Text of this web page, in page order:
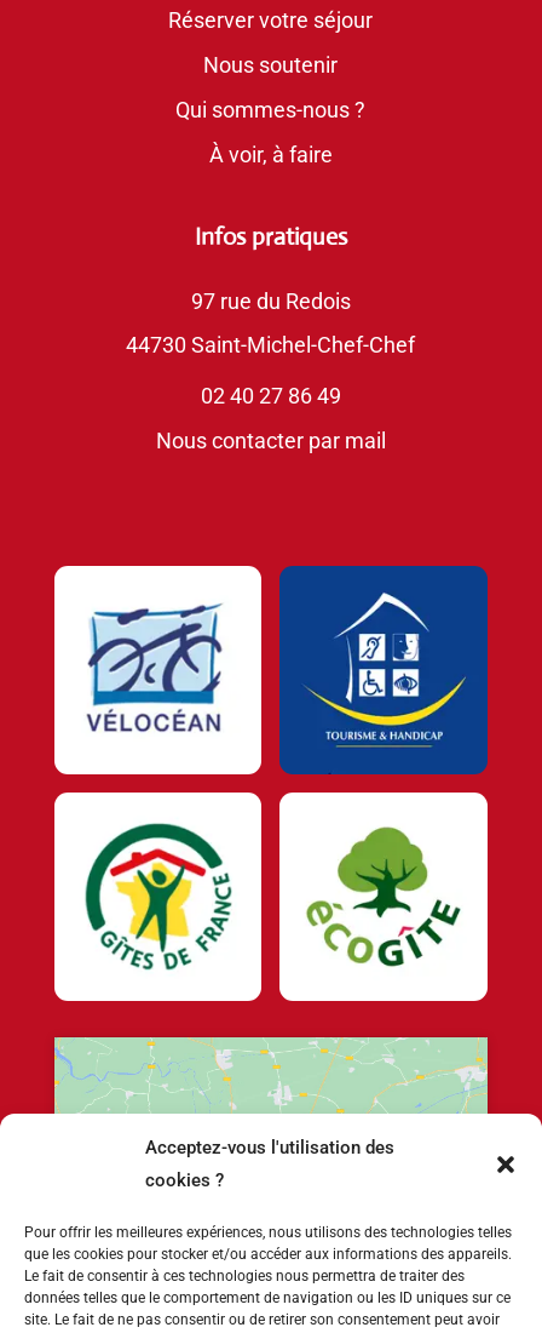
Acceptez-vous l'utilisation des
cookies ?
Pour offrir les meilleures expériences, nous utilisons des technologies telles
que les cookies pour stocker et/ou accéder aux informations des appareils.
Le fait de consentir à ces technologies nous permettra de traiter des
données telles que le comportement de navigation ou les ID uniques sur ce
site. Le fait de ne pas consentir ou de retirer son consentement peut avoir
Réserver votre séjour
Nous soutenir
Qui sommes-nous ?
À voir, à faire
Infos pratiques
97 rue du Redois
44730 Saint-Michel-Chef-Chef
02 40 27 86 49
Nous contacter par mail
Cliquez pour accepter les cookies marketing